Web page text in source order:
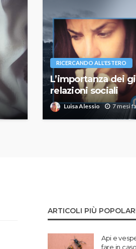
RICERCANDO ALL'ESTERO
L’importanza dei
relazioni sociali
Luisa Alessio 7 mesi fa
ARTICOLI PIÙ
Api e
fare in